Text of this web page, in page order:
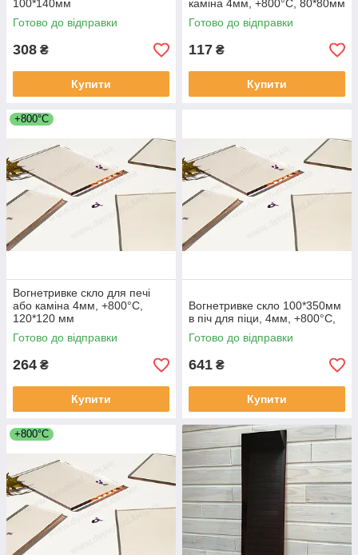
100*140мм
Готово до відправки
308 ₴
Купити
каміна 4мм, +800°С, 80*80мм
Готово до відправки
117 ₴
Купити
+800°C
Вогнетривке скло для печі
або каміна 4мм, +800°С,
120*120 мм
Готово до відправки
264 ₴
Купити
Вогнетривке скло 100*350мм
в піч для піци, 4мм, +800°С,
Готово до відправки
641 ₴
Купити
+800°C